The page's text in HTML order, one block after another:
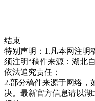
结束
特别声明：1.凡本网注明
须注明“稿件来源：湖北
依法追究责任；
2.部分稿件来源于网络，
决。最新官方信息请以湖